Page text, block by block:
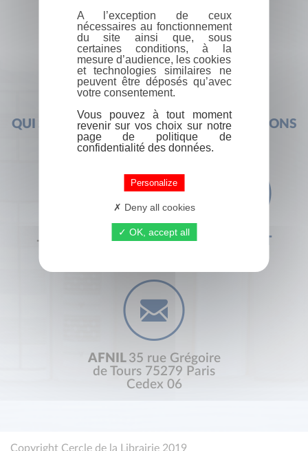
QUI SOMMES-NOUS ?FOIRE AUX QUESTIONS
+33 (0) 1 44 41 29 19 CONTACT
AFNIL 35 rue Grégoire
de Tours 75279 Paris
Cedex 06
Copyright Cercle de la Librairie 2019
A l’exception de ceux
nécessaires au fonctionnement
du site ainsi que, sous
certaines conditions, à la
mesure d’audience, les cookies
et technologies similaires ne
peuvent être déposés qu’avec
votre consentement.
Vous pouvez à tout moment
revenir sur vos choix sur notre
page de politique de
confidentialité des données.
Personalize
Deny all cookies
OK, accept all